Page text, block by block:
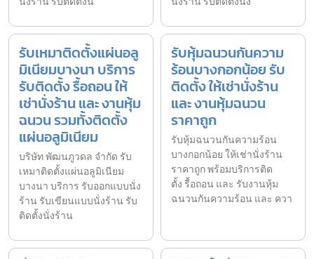
รับเหมาติดตั้งแผ่นอลู
มิเนียมบางนา บริการ
รับติดตั้ง รื้อถอน ให้
เช่านั่งร้าน และ งานหุ้ม
ฉนวน รวมทั้งติดตั้ง
แผ่นอลูมิเนียม
บริษัท พัฒนภูวดล จำกัด รับ
เหมาติดตั้งแผ่นอลูมิเนียม
บางนา บริการ รับออกแบบนั่ง
ร้าน รับเขียนแบบนั่งร้าน รับ
ติดตั้งนั่งร้าน
รับหุ้มฉนวนกันความ
ร้อนบางกอกน้อย รับ
ติดตั้ง ให้เช่านั่งร้าน
และ งานหุ้มฉนวน
ราคาถูก
รับหุ้มฉนวนกันความร้อน
บางกอกน้อย ให้เช่านั่งร้าน
ราคาถูก พร้อมบริการติด
ตั้ง รื้อถอน และ รับงานหุ้ม
ฉนวนกันความร้อน และ ควา